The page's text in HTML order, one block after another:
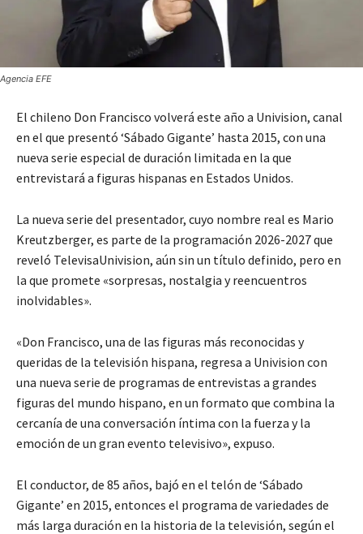
Agencia EFE
El chileno Don Francisco volverá este año a Univision, canal
en el que presentó ‘Sábado Gigante’ hasta 2015, con una
nueva serie especial de duración limitada en la que
entrevistará a figuras hispanas en Estados Unidos.
La nueva serie del presentador, cuyo nombre real es Mario
Kreutzberger, es parte de la programación 2026-2027 que
reveló TelevisaUnivision, aún sin un título definido, pero en
la que promete «sorpresas, nostalgia y reencuentros
inolvidables».
«Don Francisco, una de las figuras más reconocidas y
queridas de la televisión hispana, regresa a Univision con
una nueva serie de programas de entrevistas a grandes
figuras del mundo hispano, en un formato que combina la
cercanía de una conversación íntima con la fuerza y la
emoción de un gran evento televisivo», expuso.
El conductor, de 85 años, bajó en el telón de ‘Sábado
Gigante’ en 2015, entonces el programa de variedades de
más larga duración en la historia de la televisión, según el